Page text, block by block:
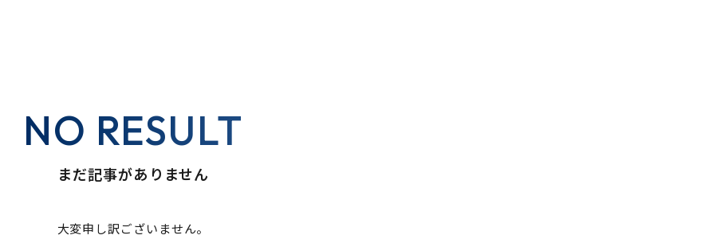
NO RESULT
まだ記事がありません
大変申し訳ございません。